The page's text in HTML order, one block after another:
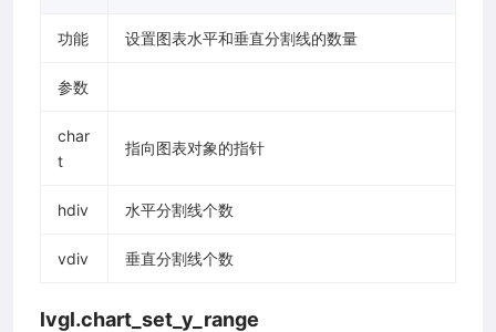
功能 设置图表水平和垂直分割线的数量
参数
char
t
指向图表对象的指针
hdiv 水平分割线个数
vdiv 垂直分割线个数
lvgl.chart_set_y_range